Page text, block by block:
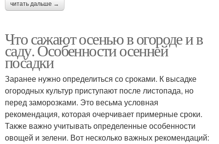
читать дальше →
Что сажают осенью в огороде и в
саду. Особенности осенней
посадки
Заранее нужно определиться со сроками. К высадке
огородных культур приступают после листопада, но
перед заморозками. Это весьма условная
рекомендация, которая очерчивает примерные сроки.
Также важно учитывать определенные особенности
овощей и зелени. Вот несколько важных рекомендаций: